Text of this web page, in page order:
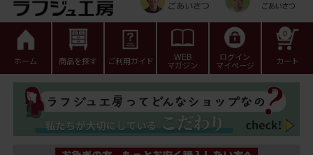
ホーム 商品を探す ご利用ガイド WEB
マガジン
ログイン
マイページ カート
0